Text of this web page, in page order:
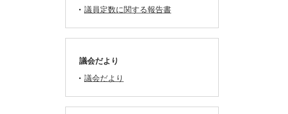
議員定数に関する報告書
議会だより
議会だより